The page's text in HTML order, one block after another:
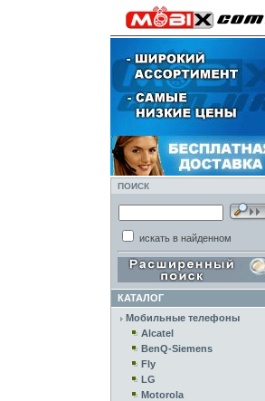
ПОИСК
искать в найденном
КАТАЛОГ
Мобильные телефоны
Alcatel
BenQ-Siemens
Fly
LG
Motorola